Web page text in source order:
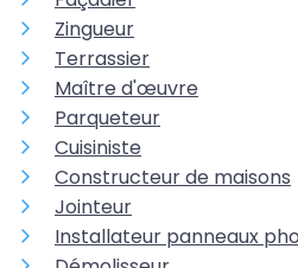
Zingueur
Terrassier
Maître d'œuvre
Parqueteur
Cuisiniste
Constructeur de maisons
Jointeur
Installateur panneaux